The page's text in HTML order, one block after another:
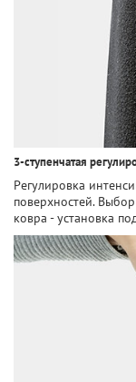
3-ступенчатая
Регулировка
поверхностей.
ковра - установка